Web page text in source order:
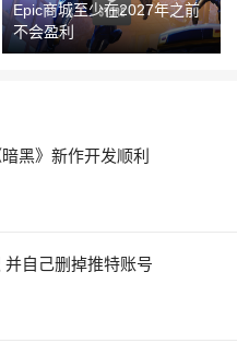
Epic商城至少在2027年之前
不会盈利
黑》新作开发顺利
自己删掉推特账号